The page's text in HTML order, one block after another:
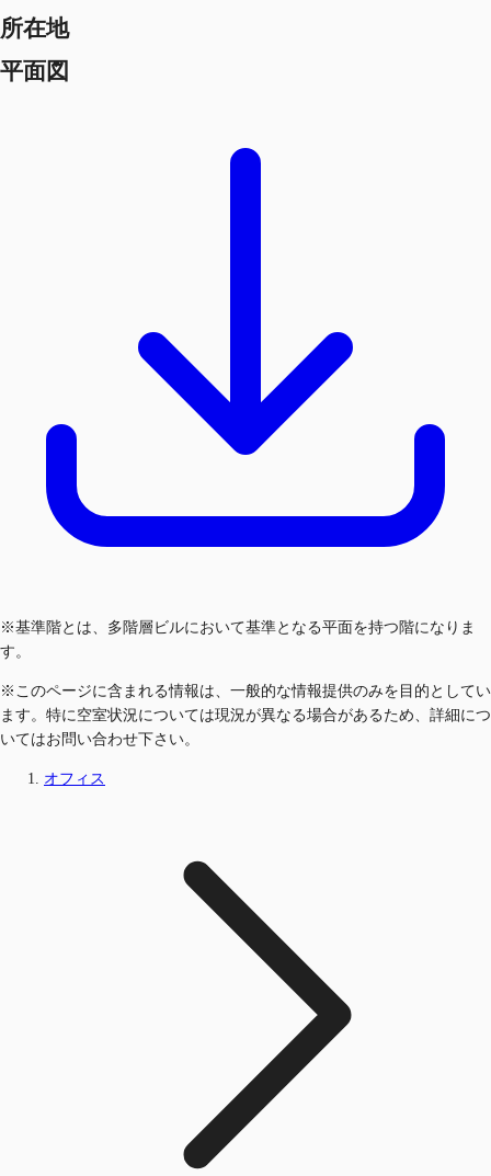
所在地
平面図
※基準階とは、多階層ビルにおいて基準となる平面を持つ階になりま
す。
※このページに含まれる情報は、一般的な情報提供のみを目的としてい
ます。特に空室状況については現況が異なる場合があるため、詳細につ
いてはお問い合わせ下さい。
オフィス